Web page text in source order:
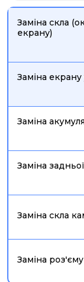
Заміна скла
екрану)
Заміна екрану
Заміна
Заміна
Заміна скла
Заміна